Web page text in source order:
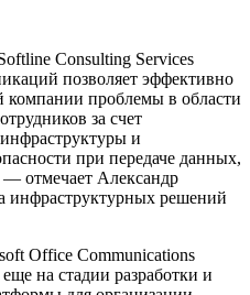
Consulting Services
позволяет эффективно
проблемы в области
за счет
и
при передаче данных,
отмечает Александр
инфраструктурных решений
Office Communications
на стадии разработки и